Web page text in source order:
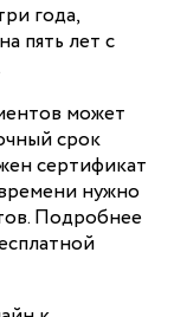
года,
пять лет с
может
срок
сертификат
нужно
Подробнее